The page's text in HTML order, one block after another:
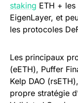
staking ETH +
EigenLayer, et
les protocoles
Les principaux
(eETH), Puffer
Kelp DAO
propre stratégie